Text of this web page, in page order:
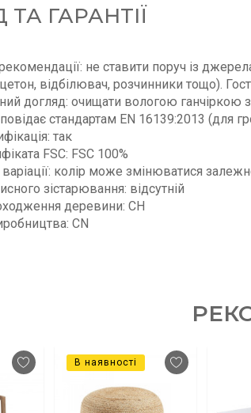
ГАРАНТІЇ
не ставити поруч із
відбілювач, розчинники тощо).
догляд: очищати вологою ганчіркою
стандартам EN 16139:2013 (для
так
FSC: FSC 100%
колір може змінюватися
зістарювання: відсутній
деревини: CH
CN
В наявності